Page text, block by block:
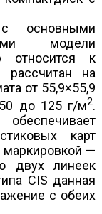
основными
модели
относится к
рассчитан на
от 55,9×55,9
до 125 г/м2.
карт
—
двух линеек
CIS данная
с обеих